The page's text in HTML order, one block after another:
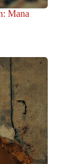
Mana